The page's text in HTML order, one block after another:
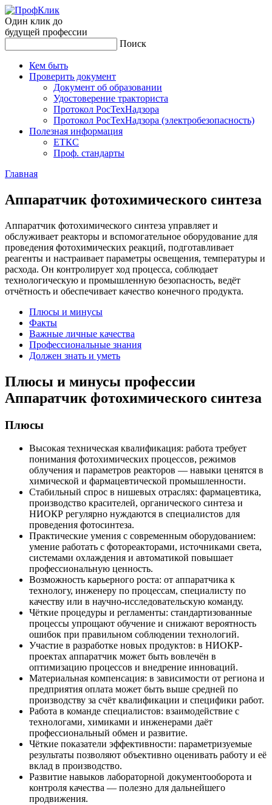
Один клик до
будущей профессии
Поиск
Кем быть
Проверить документ
Документ об образовании
Удостоверение тракториста
Протокол РосТехНадзора
Протокол РосТехНадзора (электробезопасность)
Полезная информация
ЕТКС
Проф. стандарты
Главная
Ап­па­рат­чик фо­тохи­мичес­ко­го син­те­за
Аппаратчик фотохимического синтеза управляет и
обслуживает реакторы и вспомогательное оборудование для
проведения фотохимических реакций, подготавливает
реагенты и настраивает параметры освещения, температуры и
расхода. Он контролирует ход процесса, соблюдает
технологическую и промышленную безопасность, ведёт
отчётность и обеспечивает качество конечного продукта.
Плюсы и минусы
Факты
Важные личные качества
Профессиональные знания
Должен знать и уметь
Плюсы и минусы профессии
Аппаратчик фотохимического синтеза
Плюсы
Высокая техническая квалификация: работа требует
понимания фотохимических процессов, режимов
облучения и параметров реакторов — навыки ценятся в
химической и фармацевтической промышленности.
Стабильный спрос в нишевых отраслях: фармацевтика,
производство красителей, органического синтеза и
НИОКР регулярно нуждаются в специалистов для
проведения фотосинтеза.
Практические умения с современным оборудованием:
умение работать с фотореакторами, источниками света,
системами охлаждения и автоматикой повышает
профессиональную ценность.
Возможность карьерного роста: от аппаратчика к
технологу, инженеру по процессам, специалисту по
качеству или в научно-исследовательскую команду.
Чёткие процедуры и регламенты: стандартизованные
процессы упрощают обучение и снижают вероятность
ошибок при правильном соблюдении технологий.
Участие в разработке новых продуктов: в НИОКР-
проектах аппаратчик может быть вовлечён в
оптимизацию процессов и внедрение инноваций.
Материальная компенсация: в зависимости от региона и
предприятия оплата может быть выше средней по
производству за счёт квалификации и специфики работ.
Работа в команде специалистов: взаимодействие с
технологами, химиками и инженерами даёт
профессиональный обмен и развитие.
Чёткие показатели эффективности: параметризуемые
результаты позволяют объективно оценивать работу и её
вклад в производство.
Развитие навыков лабораторной документооборота и
контроля качества — полезно для дальнейшего
продвижения.